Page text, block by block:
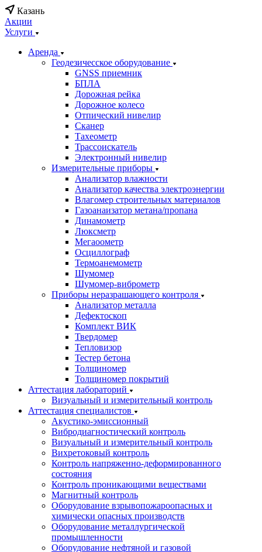
Казань
Акции
Услуги
Аренда
Геодезичесское оборудование
GNSS приемник
БПЛА
Дорожная рейка
Дорожное колесо
Отпический нивелир
Сканер
Тахеометр
Трассоискатель
Электронный нивелир
Измерительные приборы
Анализатор влажности
Анализатор качества электроэнергии
Влагомер строительных материалов
Газоанаизатор метана/пропана
Динамометр
Люксметр
Мегаоометр
Осциллограф
Термоанемометр
Шумомер
Шумомер-виброметр
Приборы неразрашающего контроля
Анализатор металла
Дефектоскоп
Комплект ВИК
Твердомер
Тепловизор
Тестер бетона
Толщиномер
Толщиномер покрытий
Аттестация лабораторий
Визуальный и измерительный контроль
Аттестация специалистов
Акустико-эмиссионный
Вибродиагностический контроль
Визуальный и измерительный контроль
Вихретоковый контроль
Контроль напряженно-деформированного
состояния
Контроль проникающими веществами
Магнитный контроль
Оборудование взрывопожароопасных и
химически опасных производств
Оборудование металлургической
промышленности
Оборудование нефтяной и газовой